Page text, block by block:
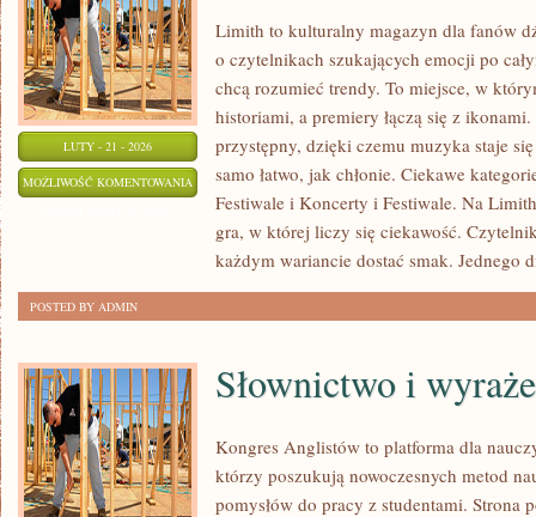
LUTY - 21 - 2026
MOŻLIWOŚĆ KOMENTOWANIA NOWOŚCI
PREMIERY
Limith to kulturalny magazyn dla fanów
o czytelnikach szukających emocji po
chcą rozumieć trendy. To miejsce, w
historiami, a premiery łączą się z ikonami.
przystępny, dzięki czemu muzyka staje
samo łatwo, jak chłonie. Ciekawe
Festiwale i Koncerty i Festiwale. Na
gra, w której liczy się ciekawość.
każdym wariancie dostać smak. Jednego
POSTED BY ADMIN
Słownictwo i
Kongres Anglistów to platforma dla
którzy poszukują nowoczesnych metod
pomysłów do pracy z studentami. Strona